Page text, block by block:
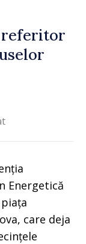
referitor
Energetică
care deja